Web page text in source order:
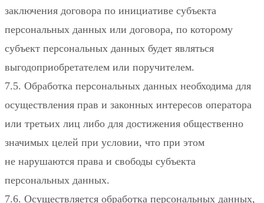
заключения договора по инициативе субъекта
персональных данных или договора, по которому
субъект персональных данных будет являться
выгодоприобретателем или поручителем.
7.5. Обработка персональных данных необходима для
осуществления прав и законных интересов оператора
или третьих лиц либо для достижения общественно
значимых целей при условии, что при этом
не нарушаются права и свободы субъекта
персональных данных.
7.6. Осуществляется обработка персональных данных,